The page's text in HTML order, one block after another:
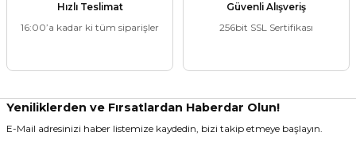
Ürün resmi kalitesiz, bozuk veya görüntülenemiyor.
Ürün fiyatı diğer sitelerden daha pahalı.
Bu ürüne benzer farklı alternatifler olmalı.
Hızlı Teslimat
16:00’a kadar ki tüm siparişler
Güvenli Alışveriş
256bit SSL Sertifikası
Yeniliklerden ve Fırsatlardan Haberdar Olun!
E-Mail adresinizi haber listemize kaydedin, bizi takip etmeye başlayın.